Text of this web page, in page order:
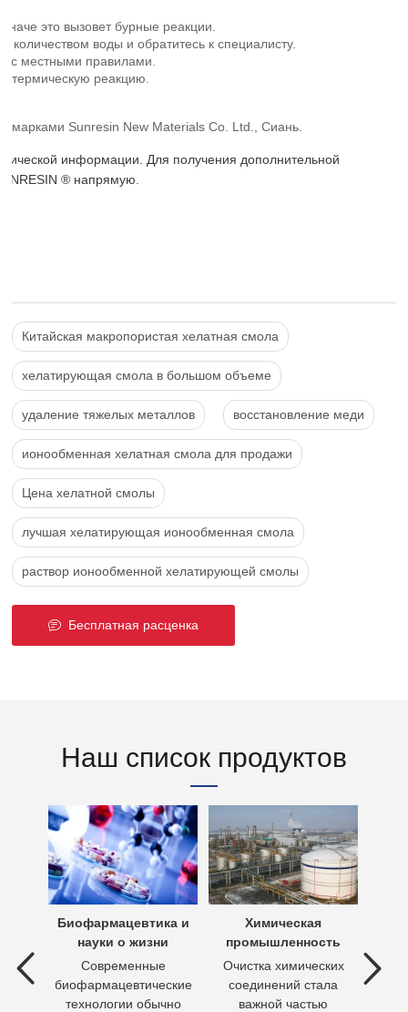
это вызовет бурные реакции.
воды и обратитесь к специалисту.
с местными правилами.
реакцию.
Sunresin New Materials Co. Ltd., Сиань.
информации. Для получения дополнительной
® напрямую.
Китайская макропористая хелатная смола
хелатирующая смола в большом объеме
удаление тяжелых металлов восстановление меди
ионообменная хелатная смола для продажи
Цена хелатной смолы
лучшая хелатирующая ионообменная смола
раствор ионообменной хелатирующей смолы
Бесплатная расценка
Наш список продуктов
Биофармацевтика и
науки о жизни
Современные
биофармацевтические
технологии обычно
Химическая
промышленность
Очистка химических
соединений стала
важной частью